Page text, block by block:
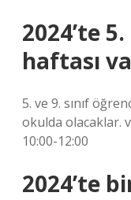
2024’te
haftası
5. ve 9. sınıf
okulda olacaklar.
10:00-12:00
2024’te